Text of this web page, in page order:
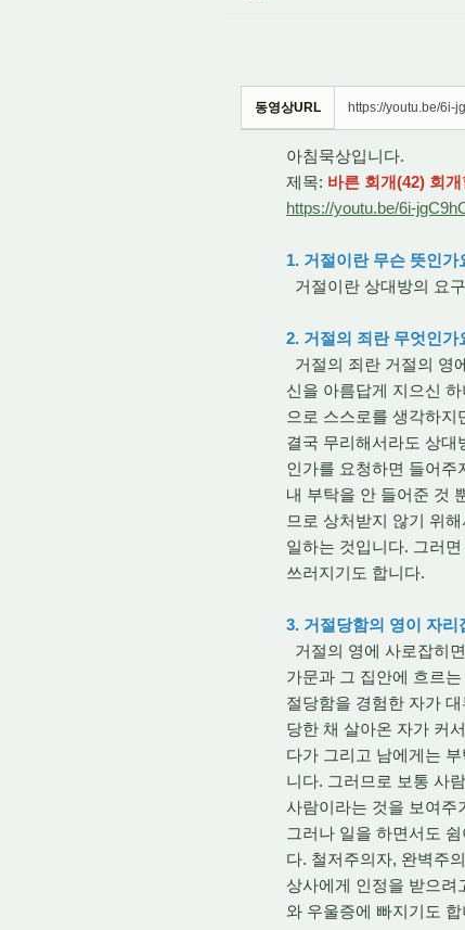
동영상URL https://youtu.be/6i-
아침묵상입니다.
제목: 바른 회개(42) 회
https://youtu.be/6i-
1. 거절이란 무슨 뜻인가
거절이란 상대방의 요
2. 거절의 죄란 무엇인가
거절의 죄란 거절의 영
신을 아름답게 지으신
으로 스스로를 생각하
결국 무리해서라도 상대
인가를 요청하면 들어주
내 부탁을 안 들어준 것
므로 상처받지 않기 위
일하는 것입니다. 그러
쓰러지기도 합니다.
3. 거절당함의 영이 자
거절의 영에 사로잡히
가문과 그 집안에 흐르
절당함을 경험한 자가
당한 채 살아온 자가 커
다가 그리고 남에게는
니다. 그러므로 보통 사
사람이라는 것을 보여주
그러나 일을 하면서도
다. 철저주의자, 완벽주
상사에게 인정을 받으려
와 우울증에 빠지기도 합